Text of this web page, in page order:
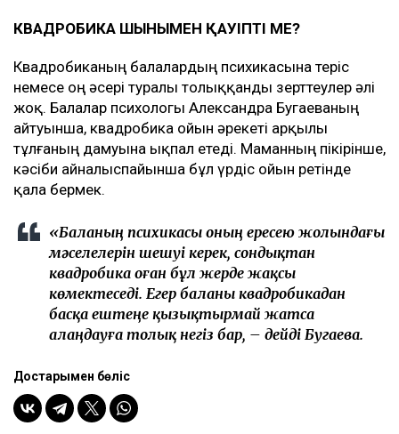
КВАДРОБИКА ШЫНЫМЕН ҚАУІПТІ МЕ?
Квадробиканың балалардың психикасына теріс
немесе оң әсері туралы толыққанды зерттеулер әлі
жоқ. Балалар психологы Александра Бугаеваның
айтуынша, квадробика ойын әрекеті арқылы
тұлғаның дамуына ықпал етеді. Маманның пікірінше,
кәсіби айналыспайынша бұл үрдіс ойын ретінде
қала бермек.
«Баланың психикасы оның ересею жолындағы
мәселелерін шешуі керек, сондықтан
квадробика оған бұл жерде жақсы
көмектеседі. Егер баланы квадробикадан
басқа ештеңе қызықтырмай жатса
алаңдауға толық негіз бар, – дейді Бугаева.
Достарыңмен бөліс